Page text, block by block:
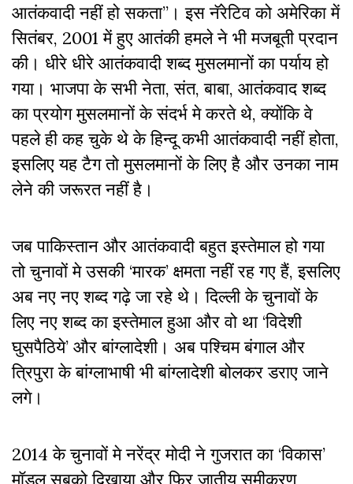
आतंकवादी नहीं हो सकता”। इस नॅरेटिव को अमेरिका में
सितंबर, 2001 में हुए आतंकी हमले ने भी मजबूती प्रदान
की। धीरे धीरे आतंकवादी शब्द मुसलमानों का पर्याय हो
गया। भाजपा के सभी नेता, संत, बाबा, आतंकवाद शब्द
का प्रयोग मुसलमानों के संदर्भ मे करते थे, क्योंकि वे
पहले ही कह चुके थे के हिन्दू कभी आतंकवादी नहीं होता,
इसलिए यह टैग तो मुसलमानों के लिए है और उनका नाम
लेने की जरूरत नहीं है।
जब पाकिस्तान और आतंकवादी बहुत इस्तेमाल हो गया
तो चुनावों मे उसकी ‘मारक’ क्षमता नहीं रह गए हैं, इसलिए
अब नए नए शब्द गढ़े जा रहे थे। दिल्ली के चुनावों के
लिए नए शब्द का इस्तेमाल हुआ और वो था ‘विदेशी
घुसपैठिये’ और बांग्लादेशी। अब पश्चिम बंगाल और
त्रिपुरा के बांग्लाभाषी भी बांग्लादेशी बोलकर डराए जाने
लगे।
2014 के चुनावों मे नरेंद्र मोदी ने गुजरात का ‘विकास’
मॉडल सबको दिखाया और फिर जातीय समीकरण